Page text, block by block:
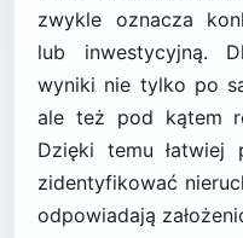
zwykle oznacza
lub inwestycyjną.
wyniki nie tylko po
ale też pod kątem
Dzięki temu
zidentyfikować
odpowiadają